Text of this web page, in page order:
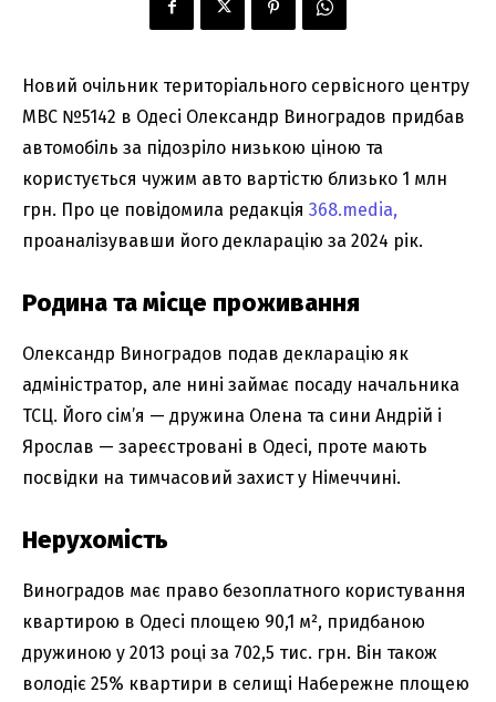
Новий очільник територіального сервісного центру
МВС №5142 в Одесі Олександр Виноградов придбав
автомобіль за підозріло низькою ціною та
користується чужим авто вартістю близько 1 млн
грн. Про це повідомила редакція 368.media,
проаналізувавши його декларацію за 2024 рік.
Родина та місце проживання
Олександр Виноградов подав декларацію як
адміністратор, але нині займає посаду начальника
ТСЦ. Його сім’я — дружина Олена та сини Андрій і
Ярослав — зареєстровані в Одесі, проте мають
посвідки на тимчасовий захист у Німеччині.
Нерухомість
Виноградов має право безоплатного користування
квартирою в Одесі площею 90,1 м², придбаною
дружиною у 2013 році за 702,5 тис. грн. Він також
володіє 25% квартири в селищі Набережне площею